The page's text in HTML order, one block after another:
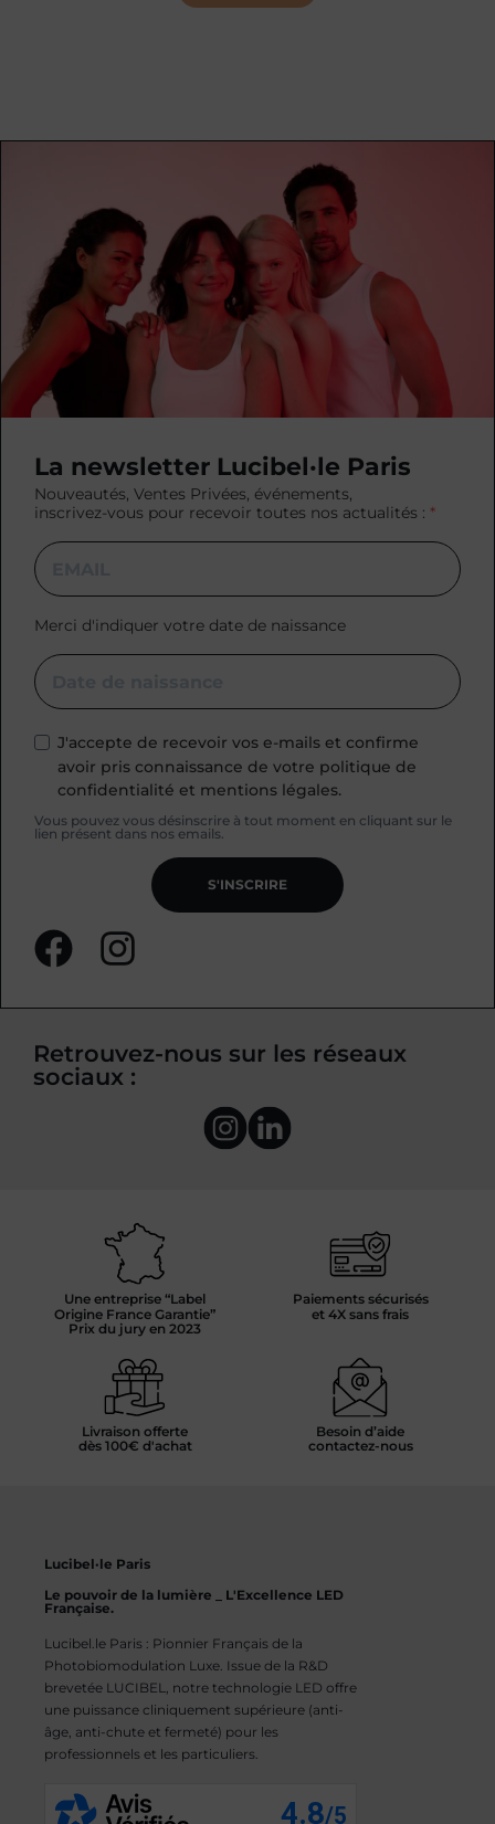
La newsletter Lucibel·le Paris
Nouveautés, Ventes Privées, événements,
inscrivez-vous pour recevoir toutes nos actualités :
Merci d'indiquer votre date de naissance
J'accepte de recevoir vos e-mails et confirme
avoir pris connaissance de votre politique de
confidentialité et mentions légales.
Vous pouvez vous désinscrire à tout moment en cliquant sur le
lien présent dans nos emails.
S'INSCRIRE
Retrouvez-nous sur les réseaux
sociaux :
Une entreprise “Label
Origine France Garantie”
Prix du jury en 2023
Paiements sécurisés
et 4X sans frais
Livraison offerte
dès 100€ d'achat
Besoin d’aide
contactez-nous
Lucibel·le Paris
Le pouvoir de la lumière _ L'Excellence LED
Française.
Lucibel.le Paris : Pionnier Français de la
Photobiomodulation Luxe. Issue de la R&D
brevetée LUCIBEL, notre technologie LED offre
une puissance cliniquement supérieure (anti-
âge, anti-chute et fermeté) pour les
professionnels et les particuliers.